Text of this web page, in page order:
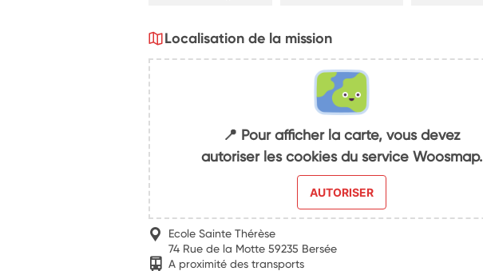
Localisation de la mission
📍 Pour afficher la carte, vous devez
autoriser les cookies du service Woosmap.
AUTORISER
Ecole Sainte Thérèse
74 Rue de la Motte 59235 Bersée
A proximité des transports